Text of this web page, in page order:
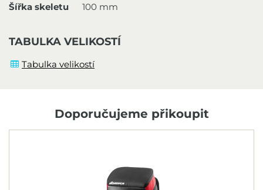
Šířka skeletu 100 mm
TABULKA VELIKOSTÍ
Tabulka velikostí
Doporučujeme přikoupit